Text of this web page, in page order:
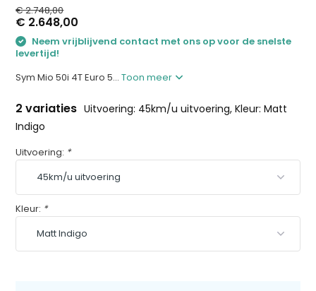
€ 2.748,00
€ 2.648,00
Neem vrijblijvend contact met ons op voor de snelste
levertijd!
Sym Mio 50i 4T Euro 5...Toon meer
2 variaties Uitvoering: 45km/u uitvoering, Kleur: Matt
Indigo
Uitvoering: *
Kleur: *